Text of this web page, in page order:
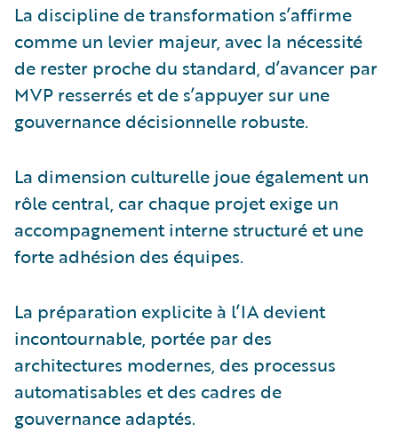
La discipline de transformation s’affirme
comme un levier majeur, avec la nécessité
de rester proche du standard, d’avancer par
MVP resserrés et de s’appuyer sur une
gouvernance décisionnelle robuste.
La dimension culturelle joue également un
rôle central, car chaque projet exige un
accompagnement interne structuré et une
forte adhésion des équipes.
La préparation explicite à l’IA devient
incontournable, portée par des
architectures modernes, des processus
automatisables et des cadres de
gouvernance adaptés.